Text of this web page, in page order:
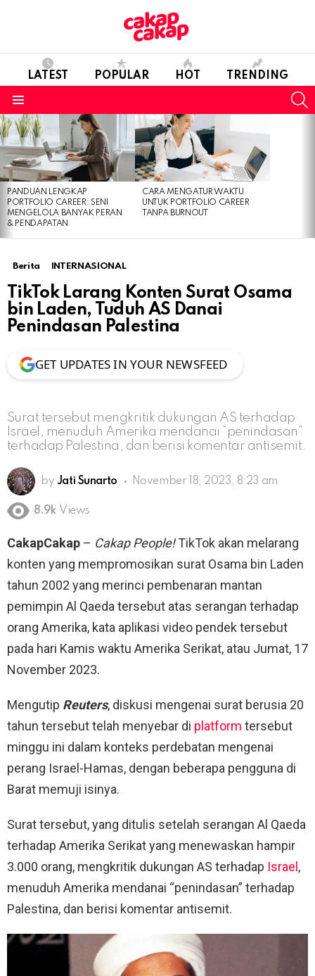
LATEST POPULAR HOT TRENDING
LATEST
STORIES
PANDUAN LENGKAP
PORTFOLIO CAREER: SENI
MENGELOLA BANYAK PERAN
& PENDAPATAN
CARA MENGATUR WAKTU
UNTUK PORTFOLIO CAREER
TANPA BURNOUT
Berita INTERNASIONAL
TikTok Larang Konten Surat Osama
bin Laden, Tuduh AS Danai
Penindasan Palestina
GET UPDATES IN YOUR NEWSFEED
Surat tersebut mengkritik dukungan AS terhadap
Israel, menuduh Amerika mendanai “penindasan”
terhadap Palestina, dan berisi komentar antisemit.
by Jati Sunarto November 18, 2023, 8:23 am
8.9k Views
CakapCakap – Cakap People!TikTok akan melarang
konten yang mempromosikan surat Osama bin Laden
tahun 2002 yang merinci pembenaran mantan
pemimpin Al Qaeda tersebut atas serangan terhadap
orang Amerika, kata aplikasi video pendek tersebut
pada hari Kamis waktu Amerika Serikat, atau Jumat, 17
November 2023.
Mengutip Reuters, diskusi mengenai surat berusia 20
tahun tersebut telah menyebar di platform tersebut
minggu ini dalam konteks perdebatan mengenai
perang Israel-Hamas, dengan beberapa pengguna di
Barat memuji isinya.
Surat tersebut, yang ditulis setelah serangan Al Qaeda
terhadap Amerika Serikat yang menewaskan hampir
3.000 orang, mengkritik dukungan AS terhadap Israel ,
menuduh Amerika mendanai “penindasan” terhadap
Palestina, dan berisi komentar antisemit.